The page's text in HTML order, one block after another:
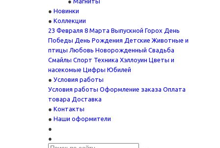
Новинки
Коллекции
23 Февраля 8 Марта Выпускной Горох День
Победы День Рождения Детские Животные и
птицы Любовь Новорожденный Свадьба
Смайлы Спорт Техника Хэллоуин Цветы и
насекомые Цифры Юбилей
Условия работы
Условия работы Оформление заказа Оплата
товара Доставка
Контакты
Наши оформители